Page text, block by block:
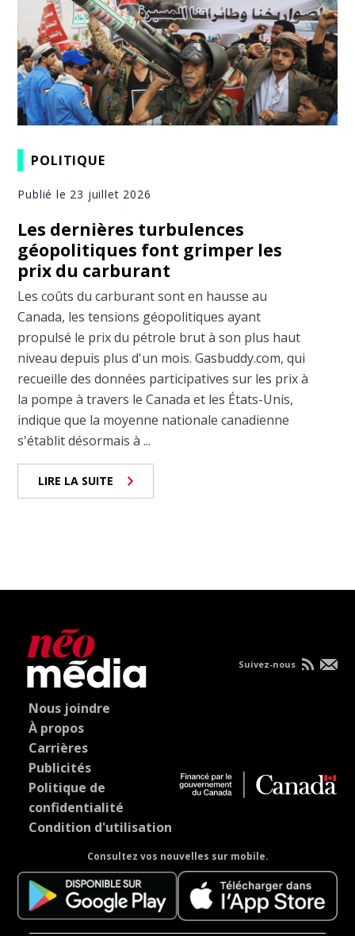
POLITIQUE
Publié le 23 juillet 2026
Les dernières turbulences
géopolitiques font grimper les
prix du carburant
Les coûts du carburant sont en hausse au
Canada, les tensions géopolitiques ayant
propulsé le prix du pétrole brut à son plus haut
niveau depuis plus d'un mois. Gasbuddy.com, qui
recueille des données participatives sur les prix à
la pompe à travers le Canada et les États-Unis,
indique que la moyenne nationale canadienne
s'établit désormais à ...
LIRE LA SUITE
Nous joindre
À propos
Carrières
Publicités
Politique de
confidentialité
Condition d'utilisation
Consultez vos nouvelles sur mobile.
Suivez-nous